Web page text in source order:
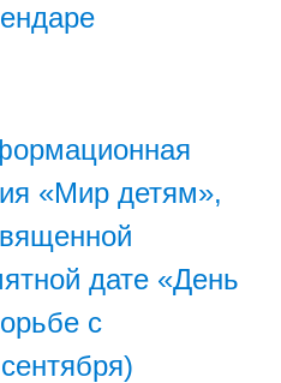
«Мир детям»,
дате «День
с